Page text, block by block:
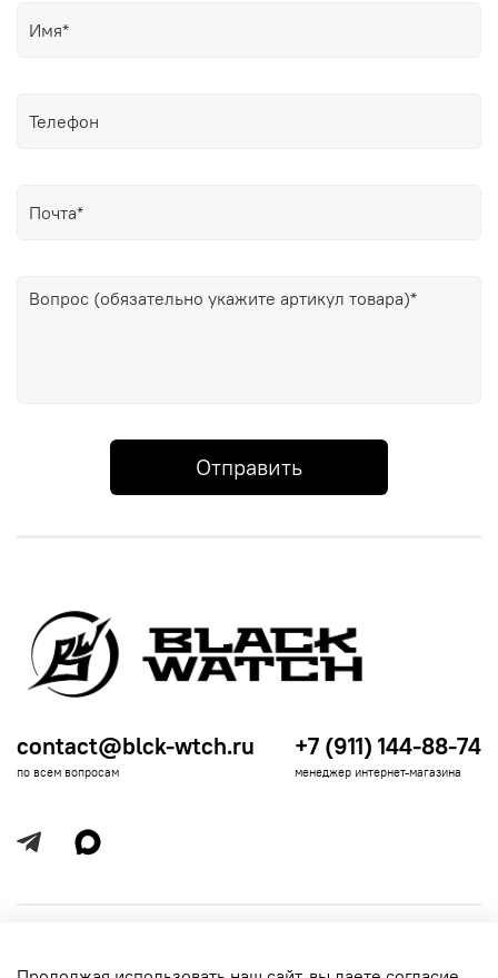
Отправить
contact@blck-wtch.ru
по всем вопросам
+7 (911) 144-88-74
менеджер интернет-магазина